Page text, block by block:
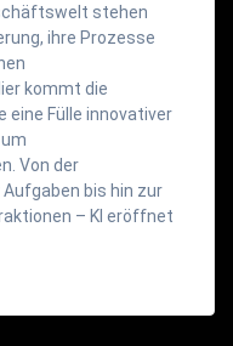
stehen
ihre Prozesse
kommt die
eine Fülle innovativer
Von der
bis hin zur
– KI eröffnet